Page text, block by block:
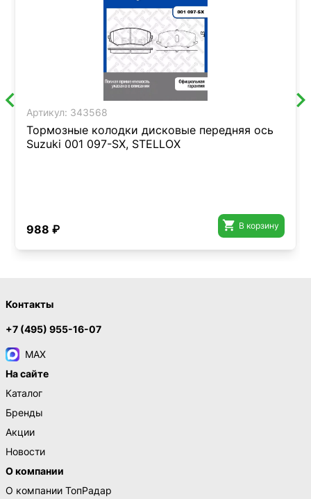
Артикул: 343568
Тормозные колодки дисковые передняя ось
Suzuki 001 097-SX, STELLOX
988 ₽  В корзину
Контакты
+7 (495) 955-16-07
MAX
На сайте
Каталог
Бренды
Акции
Новости
О компании
О компании ТопРадар